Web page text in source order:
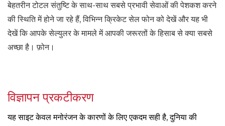
बेहतरीन टोटल संतुष्टि के साथ-साथ सबसे प्रभावी सेवाओं की पेशकश करने
की स्थिति में होने जा रहे हैं, विभिन्न क्रिकेट सेल फोन को देखें और यह भी
देखें कि आपके सेल्युलर के मामले में आपकी जरूरतों के हिसाब से क्या सबसे
अच्छा है। फ़ोन।
विज्ञापन प्रकटीकरण
यह साइट केवल मनोरंजन के कारणों के लिए एकदम सही है, दुनिया की